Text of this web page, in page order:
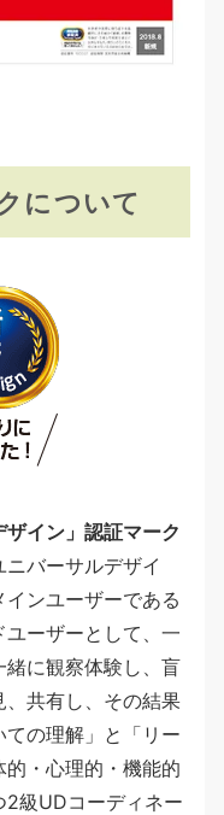
について
ザイン」認証マーク
バーサルデザイ
ンユーザーである
ーザーとして、一
に観察体験し、盲
、共有し、その結果
の理解」と「リー
的・心理的・機能的
2級UDコーディネー